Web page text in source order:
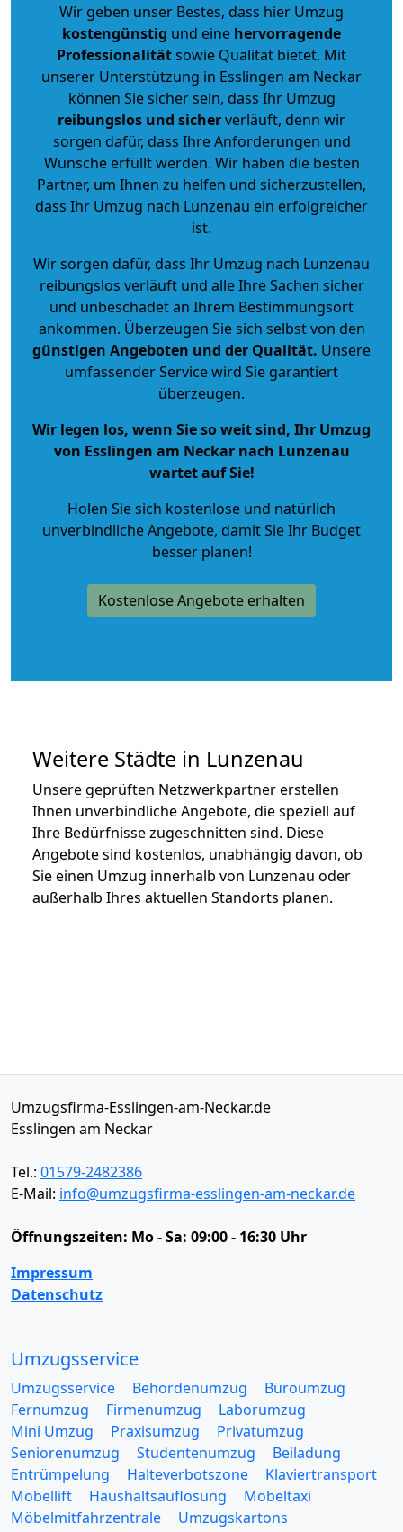
Wir geben unser Bestes, dass hier Umzug
kostengünstig und eine hervorragende
Professionalitätsowie Qualität bietet. Mit
unserer Unterstützung in Esslingen am Neckar
können Sie sicher sein, dass Ihr Umzug
reibungslos und sicherverläuft, denn wir
sorgen dafür, dass Ihre Anforderungen und
Wünsche erfüllt werden. Wir haben die besten
Partner, um Ihnen zu helfen und sicherzustellen,
dass Ihr Umzug nach Lunzenau ein erfolgreicher
ist.
Wir sorgen dafür, dass Ihr Umzug nach Lunzenau
reibungslos verläuft und alle Ihre Sachen sicher
und unbeschadet an Ihrem Bestimmungsort
ankommen. Überzeugen Sie sich selbst von den
günstigen Angeboten und der Qualität. Unsere
umfassender Service wird Sie garantiert
überzeugen.
Wir legen los, wenn Sie so weit sind, Ihr Umzug
von Esslingen am Neckar nach Lunzenau
wartet auf Sie!
Holen Sie sich kostenlose und natürlich
unverbindliche Angebote, damit Sie Ihr Budget
besser planen!
Kostenlose Angebote erhalten
Weitere Städte in Lunzenau
Unsere geprüften Netzwerkpartner erstellen
Ihnen unverbindliche Angebote, die speziell auf
Ihre Bedürfnisse zugeschnitten sind. Diese
Angebote sind kostenlos, unabhängig davon, ob
Sie einen Umzug innerhalb von Lunzenau oder
außerhalb Ihres aktuellen Standorts planen.
Umzugsfirma-Esslingen-am-Neckar.de
Esslingen am Neckar
Tel.: 01579-2482386
E-Mail: info@umzugsfirma-esslingen-am-neckar.de
Öffnungszeiten: Mo - Sa: 09:00 - 16:30 Uhr
Impressum
Datenschutz
Umzugsservice
Umzugsservice Behördenumzug
Büroumzug
Fernumzug
Firmenumzug
Laborumzug
Mini Umzug
Praxisumzug
Privatumzug
Seniorenumzug
Studentenumzug
Beiladung
Entrümpelung
Halteverbotszone
Klaviertransport
Möbellift
Haushaltsauflösung
Möbeltaxi
Möbelmitfahrzentrale
Umzugskartons